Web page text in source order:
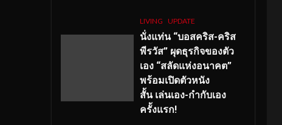
LIVING UPDATE
นั่งแท่น “บอสคริส-คริส
พีรวัส” ผุดธุรกิจของตัว
เอง “สลัดแห่งอนาคต”
พร้อมเปิดตัวหนัง
สั้น เล่นเอง-กำกับเอง
ครั้งแรก!